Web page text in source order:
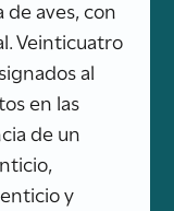
aves, con
Veinticuatro
al
en las
de un
y